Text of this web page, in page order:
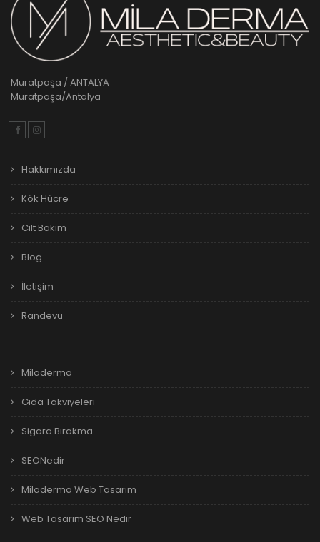
Muratpaşa / ANTALYA
Muratpaşa/Antalya
Hakkımızda
Kök Hücre
Cilt Bakım
Blog
İletişim
Randevu
Miladerma
Gıda Takviyeleri
Sigara Bırakma
SEONedir
Miladerma Web Tasarım
Web Tasarım SEO Nedir